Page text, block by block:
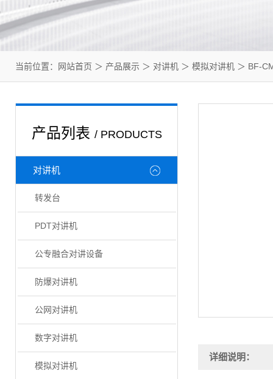
当前位置： 网站首页 ＞ 产品展示 ＞ 对讲机 ＞ 模拟对讲机 ＞ BF-
产品列表 / PRODUCTS
对讲机
转发台
PDT对讲机
公专融合对讲设备
防爆对讲机
公网对讲机
数字对讲机
模拟对讲机
详细说明：